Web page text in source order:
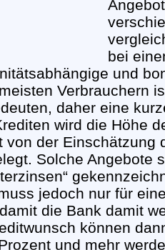
bei
und
Verbrauchern
daher eine
wird die Höhe
von der Einschätzung
Solche Angebote
jedoch nur für
die Bank damit
können
und mehr